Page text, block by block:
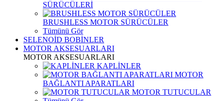
SÜRÜCÜLERİ
BRUSHLESS MOTOR SÜRÜCÜLER
Tümünü Gör
SELENOİD BOBİNLER
MOTOR AKSESUARLARI
MOTOR AKSESUARLARI
KAPLİNLER
MOTOR
BAĞLANTI APARATLARI
MOTOR TUTUCULAR